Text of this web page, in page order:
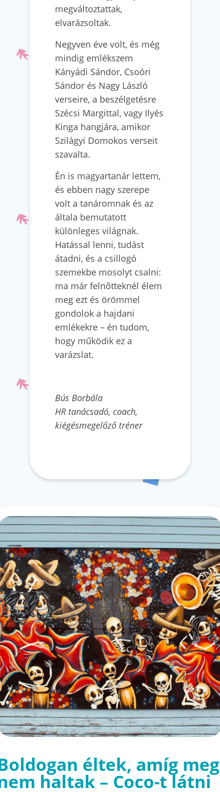
megváltoztattak,
elvarázsoltak.
Negyven éve volt, és még
mindig emlékszem
Kányádi Sándor, Csoóri
Sándor és Nagy László
verseire, a beszélgetésre
Szécsi Margittal, vagy Ilyés
Kinga hangjára, amikor
Szilágyi Domokos verseit
szavalta.
Én is magyartanár lettem,
és ebben nagy szerepe
volt a tanáromnak és az
általa bemutatott
különleges világnak.
Hatással lenni, tudást
átadni, és a csillogó
szemekbe mosolyt csalni:
ma már felnőtteknél élem
meg ezt és örömmel
gondolok a hajdani
emlékekre – én tudom,
hogy működik ez a
varázslat.
Bús Borbála
HR tanácsadó, coach,
kiégésmegelőző tréner
éltek, amíg meg
haltak – Coco-t látni